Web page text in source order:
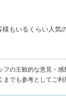
もいるくらい人気
の主観的な意見・感
でも参考としてご利